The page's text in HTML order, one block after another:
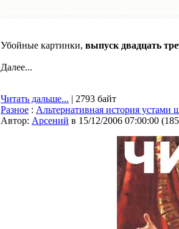
Убойные картинки, выпуск двадцать
Далее...
Читать дальше... | 2793 байт
Разное : Альтернативная история устами
Автор: Арсений в 15/12/2006 07:00:00 (